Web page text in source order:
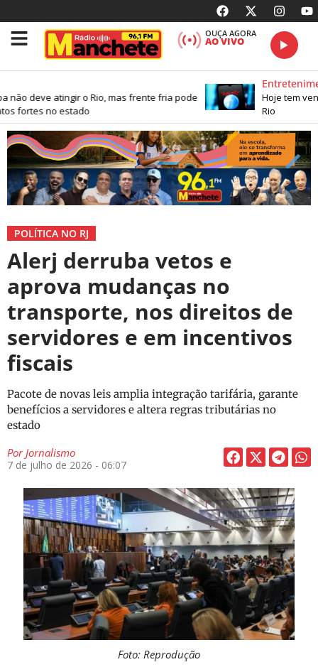
OUÇA AGORA
AO VIVO
não deve atingir o Rio, mas frente fria pode
fortes no estado
Hoje tem
Rio
POLÍTICA NO RJ
Alerj derruba vetos e
aprova mudanças no
transporte, nos direitos de
servidores e em incentivos
fiscais
Pacote de novas leis amplia integração tarifária, garante
benefícios a servidores e altera regras tributárias no
estado
PorJornalismo
7 de julho de 2026 - 06:07
Foto: Reprodução